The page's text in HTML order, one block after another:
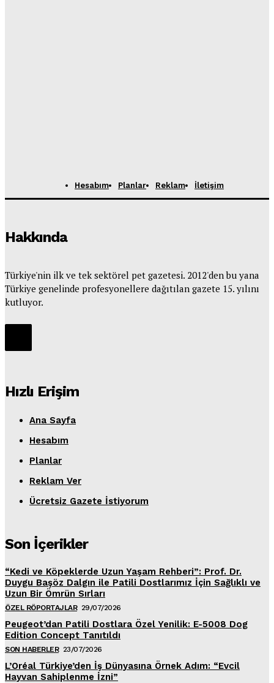
Hesabım Planlar Reklam İletişim
Hakkında
Türkiye'nin ilk ve tek sektörel pet gazetesi. 2012'den bu yana
Türkiye genelinde profesyonellere dağıtılan gazete 15. yılını
kutluyor.
Hızlı Erişim
Ana Sayfa
Hesabım
Planlar
Reklam Ver
Ücretsiz Gazete İstiyorum
Son İçerikler
“Kedi ve Köpeklerde Uzun Yaşam Rehberi”: Prof. Dr.
Duygu Başöz Dalgın ile Patili Dostlarımız İçin Sağlıklı ve
Uzun Bir Ömrün Sırları
ÖZEL RÖPORTAJLAR 29/07/2026
Peugeot’dan Patili Dostlara Özel Yenilik: E-5008 Dog
Edition Concept Tanıtıldı
SON HABERLER 23/07/2026
L’Oréal Türkiye’den İş Dünyasına Örnek Adım: “Evcil
Hayvan Sahiplenme İzni”